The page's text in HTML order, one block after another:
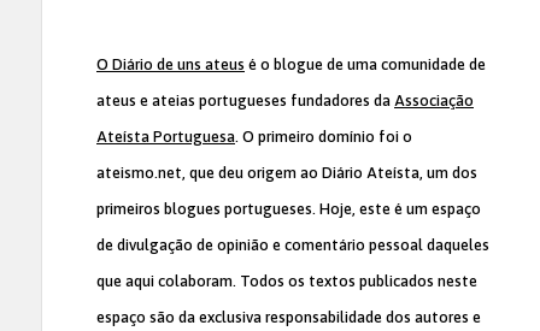
O Diário de uns ateus é o blogue de uma comunidade de
ateus e ateias portugueses fundadores da Associação
Ateísta Portuguesa. O primeiro domínio foi o
ateismo.net, que deu origem ao Diário Ateísta, um dos
primeiros blogues portugueses. Hoje, este é um espaço
de divulgação de opinião e comentário pessoal daqueles
que aqui colaboram. Todos os textos publicados neste
espaço são da exclusiva responsabilidade dos autores e